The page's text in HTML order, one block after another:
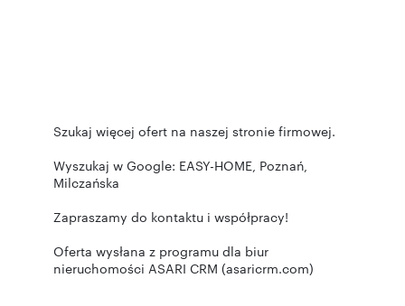
Szukaj więcej ofert na naszej stronie firmowej.
Wyszukaj w Google: EASY-HOME, Poznań,
Milczańska
Zapraszamy do kontaktu i współpracy!
Oferta wysłana z programu dla biur
nieruchomości ASARI CRM (asaricrm.com)